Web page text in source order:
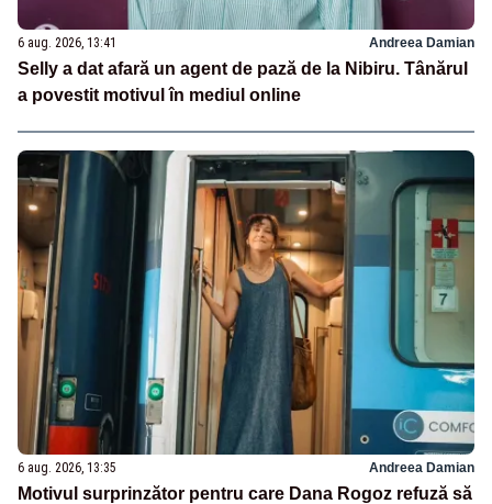
6 aug. 2026, 13:41 Andreea Damian
Selly a dat afară un agent de pază de la Nibiru. Tânărul
a povestit motivul în mediul online
6 aug. 2026, 13:35 Andreea Damian
Motivul surprinzător pentru care Dana Rogoz refuză să